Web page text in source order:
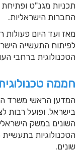
תכניות מגנ"ט
החברות הישראליות.
מאז ועד היום פעולות
לפיתוח התעשייה
הטכנולוגית ברחבי
חממה
המדען הראשי משרד
בישראל, ופועל רבות
השונים במשק
הטכנולוגיות
שונים.